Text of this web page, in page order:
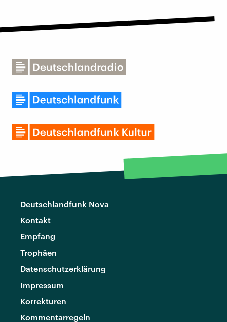
Deutschlandfunk Nova
Kontakt
Empfang
Trophäen
Datenschutzerklärung
Impressum
Korrekturen
Kommentarregeln